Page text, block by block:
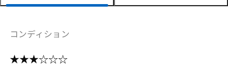
コンディション
★★★☆☆☆